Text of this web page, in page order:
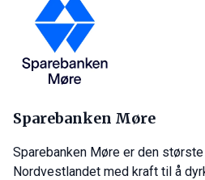
Sparebanken Møre
Sparebanken Møre er den
Nordvestlandet med kraft til å